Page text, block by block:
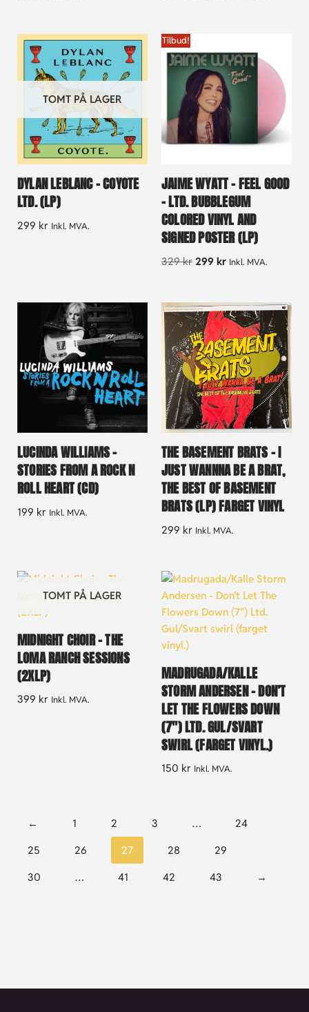
TOMT PÅ LAGER
DYLAN LEBLANC – COYOTE
LTD. (LP)
299 kr Inkl. MVA.
Tilbud!
JAIME WYATT – FEEL GOOD
– LTD. BUBBLEGUM
COLORED VINYL AND
SIGNED POSTER (LP)
329kr 299 kr Inkl. MVA.
LUCINDA WILLIAMS –
STORIES FROM A ROCK N
ROLL HEART (CD)
199 kr Inkl. MVA.
THE BASEMENT BRATS – I
JUST WANNNA BE A BRAT,
THE BEST OF BASEMENT
BRATS (LP) FARGET VINYL
299 kr Inkl. MVA.
TOMT PÅ LAGER
MIDNIGHT CHOIR – THE
LOMA RANCH SESSIONS
(2XLP)
399 kr Inkl. MVA.
MADRUGADA/KALLE
STORM ANDERSEN – DON’T
LET THE FLOWERS DOWN
(7″) LTD. GUL/SVART
SWIRL (FARGET VINYL.)
150 kr Inkl. MVA.
← 1 2 3 … 24
25 26 27 28 29
30 … 41 42 43 →